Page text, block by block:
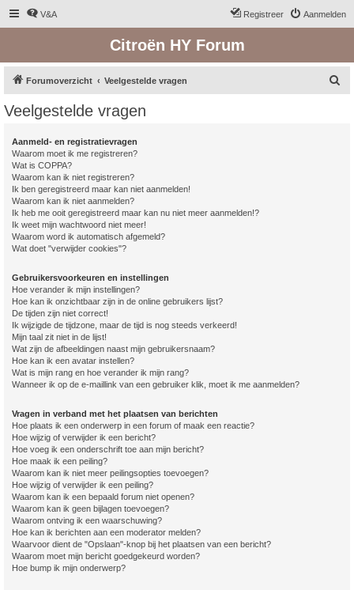
V&A Aanmelden
Registreer
Citroën HY Forum
Forumoverzicht Veelgestelde vragen
Veelgestelde vragen
Aanmeld- en registratievragen
Waarom moet ik me registreren?
Wat is COPPA?
Waarom kan ik niet registreren?
Ik ben geregistreerd maar kan niet aanmelden!
Waarom kan ik niet aanmelden?
Ik heb me ooit geregistreerd maar kan nu niet meer aanmelden!?
Ik weet mijn wachtwoord niet meer!
Waarom word ik automatisch afgemeld?
Wat doet "verwijder cookies"?
Gebruikersvoorkeuren en instellingen
Hoe verander ik mijn instellingen?
Hoe kan ik onzichtbaar zijn in de online gebruikers lijst?
De tijden zijn niet correct!
Ik wijzigde de tijdzone, maar de tijd is nog steeds verkeerd!
Mijn taal zit niet in de lijst!
Wat zijn de afbeeldingen naast mijn gebruikersnaam?
Hoe kan ik een avatar instellen?
Wat is mijn rang en hoe verander ik mijn rang?
Wanneer ik op de e-maillink van een gebruiker klik, moet ik me aanmelden?
Vragen in verband met het plaatsen van berichten
Hoe plaats ik een onderwerp in een forum of maak een reactie?
Hoe wijzig of verwijder ik een bericht?
Hoe voeg ik een onderschrift toe aan mijn bericht?
Hoe maak ik een peiling?
Waarom kan ik niet meer peilingsopties toevoegen?
Hoe wijzig of verwijder ik een peiling?
Waarom kan ik een bepaald forum niet openen?
Waarom kan ik geen bijlagen toevoegen?
Waarom ontving ik een waarschuwing?
Hoe kan ik berichten aan een moderator melden?
Waarvoor dient de "Opslaan"-knop bij het plaatsen van een bericht?
Waarom moet mijn bericht goedgekeurd worden?
Hoe bump ik mijn onderwerp?